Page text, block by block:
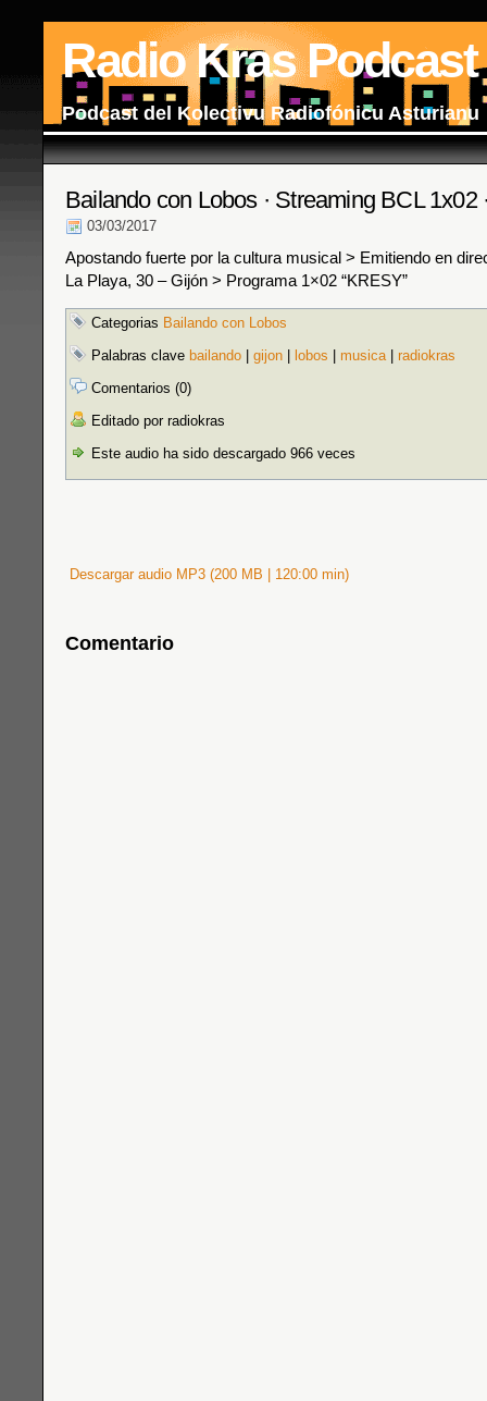
Radio Kras Podcast
Podcast del Kolectivu Radiofónicu Asturianu
Bailando con Lobos · Streaming BCL 1x02
03/03/2017
Apostando fuerte por la cultura musical > Emitiendo en
La Playa, 30 – Gijón > Programa 1×02 “KRESY”
Categorias Bailando con Lobos
Palabras clave bailando gijon lobos musica| radiokras
Comentarios (0)
Editado por radiokras
Este audio ha sido descargado 966 veces
Descargar audio MP3 (200 MB | 120:00 min)
Comentario